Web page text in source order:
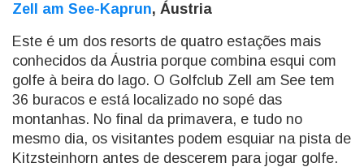
Zell am See-Kaprun, Áustria
Este é um dos resorts de quatro estações mais
conhecidos da Áustria porque combina esqui com
golfe à beira do lago. O Golfclub Zell am See tem
36 buracos e está localizado no sopé das
montanhas. No final da primavera, e tudo no
mesmo dia, os visitantes podem esquiar na pista de
Kitzsteinhorn antes de descerem para jogar golfe.